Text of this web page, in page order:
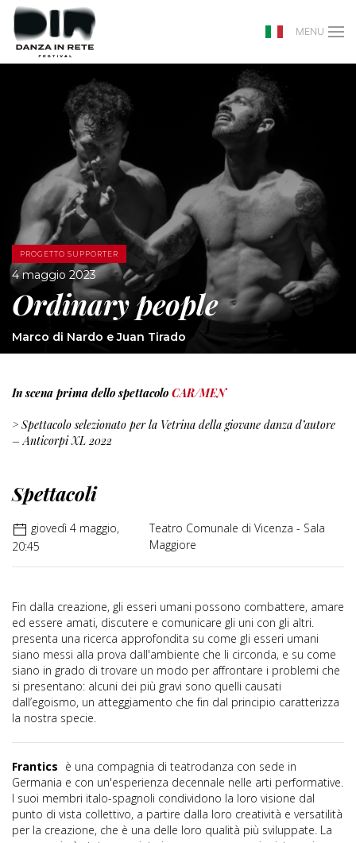
MENU
PROGETTO SUPPORTER
4 maggio 2023
Ordinary people
Marco di Nardo e Juan Tirado
In scena prima dello spettacolo CAR/MEN
> Spettacolo selezionato per la Vetrina della giovane danza d’autore
– Anticorpi XL 2022
Spettacoli
giovedì 4 maggio,
20:45
Teatro Comunale di Vicenza - Sala
Maggiore
Fin dalla creazione, gli esseri umani possono combattere, amare
ed essere amati, discutere e comunicare gli uni con gli altri.
presenta una ricerca approfondita su come gli esseri umani
siano messi alla prova dall'ambiente che li circonda, e su come
siano in grado di trovare un modo per affrontare i problemi che
si presentano: alcuni dei più gravi sono quelli causati
dall’egoismo, un atteggiamento che fin dal principio caratterizza
la nostra specie.
Frantics è una compagnia di teatrodanza con sede in
Germania e con un'esperienza decennale nelle arti performative.
I suoi membri italo-spagnoli condividono la loro visione dal
punto di vista collettivo, a partire dalla loro creatività e versatilità
per la creazione, che è una delle loro qualità più sviluppate. La